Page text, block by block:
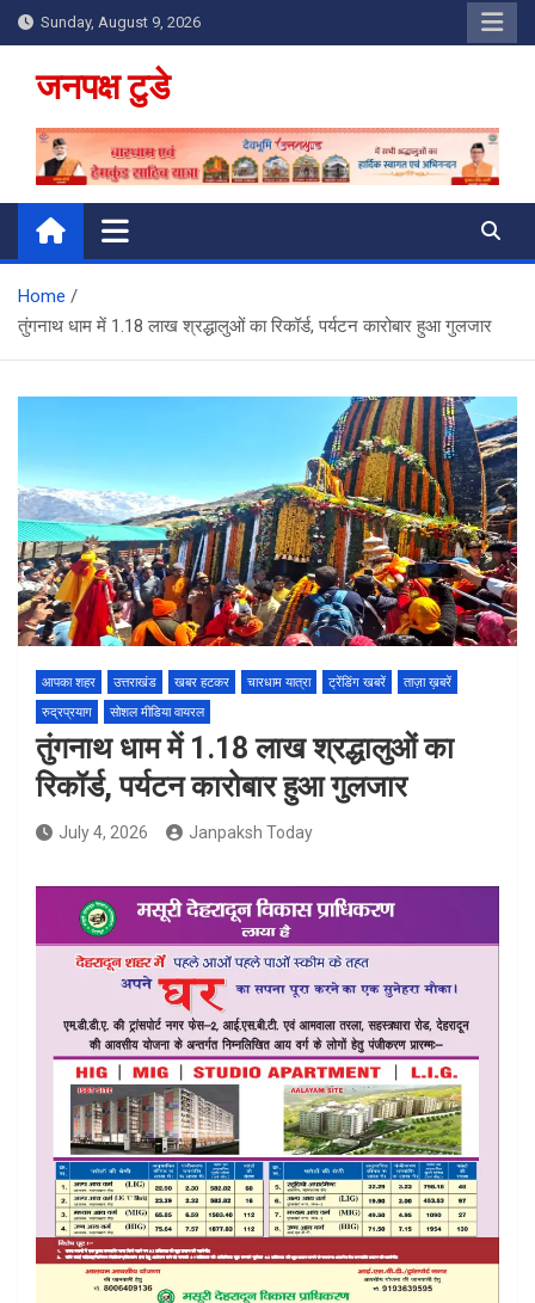
Skip
to
content
Sunday, August 9, 2026
जनपक्ष टुडे
Home
तुंगनाथ धाम में 1.18 लाख श्रद्धालुओं का रिकॉर्ड, पर्यटन कारोबार हुआ गुलजार
आपका शहर उत्तराखंड खबर हटकर चारधाम यात्रा ट्रेंडिंग खबरें
ताज़ा ख़बरें
रुद्रप्रयाग
सोशल मीडिया वायरल
तुंगनाथ धाम में 1.18 लाख श्रद्धालुओं का
रिकॉर्ड, पर्यटन कारोबार हुआ गुलजार
July 4, 2026 Janpaksh Today